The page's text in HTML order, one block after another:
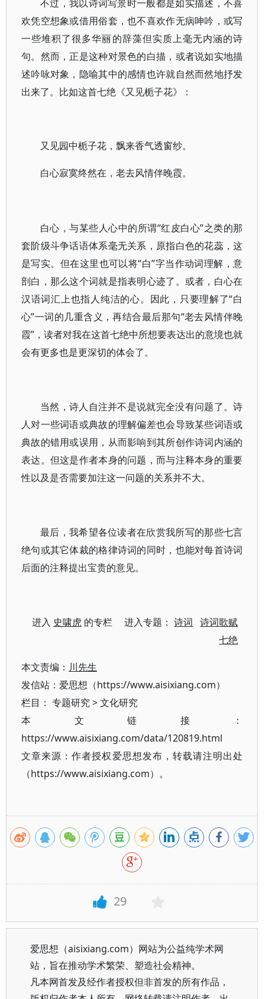
不过，我以诗词写景时一般都是如实描述，不喜
欢凭空想象或借用俗套，也不喜欢作无病呻吟，或写
一些堆积了很多华丽的辞藻但实质上毫无内涵的诗
句。然而，正是这种对景色的白描，或者说如实地描
述吟咏对象，隐喻其中的感情也许就自然而然地抒发
出来了。比如这首七绝《又见栀子花》：
又见园中栀子花，飘来香气透窗纱。
白心寂寞终然在，老去风情伴晚霞。
白心，与某些人心中的所谓“红皮白心”之类的那
套阶级斗争话语体系毫无关系，原指白色的花蕊，这
是写实。但在这里也可以将“白”字当作动词理解，意
剖白，那么这个词就是指表明心迹了。或者，白心在
汉语词汇上也指人纯洁的心。因此，只要理解了“白
心”一词的几重含义，再结合最后那句“老去风情伴晚
霞”，读者对我在这首七绝中所想要表达出的意境也就
会有更多也是更深切的体会了。
当然，诗人自注并不是说就完全没有问题了。诗
人对一些词语或典故的理解偏差也会导致某些词语或
典故的错用或误用，从而影响到其所创作诗词内涵的
表达。但这是作者本身的问题，而与注释本身的重要
性以及是否需要加注这一问题的关系并不大。
最后，我希望各位读者在欣赏我所写的那些七言
绝句或其它体裁的格律诗词的同时，也能对每首诗词
后面的注释提出宝贵的意见。
进入 史啸虎 的专栏 进入专题：诗词
诗词歌赋
七绝
本文责编： 川先生
发信站：爱思想（https://www.aisixiang.com）
栏目： 专题研究>文化研究
本文链接：
https://www.aisixiang.com/data/120819.html
文章来源：作者授权爱思想发布，转载请注明出处
（https://www.aisixiang.com）。
29
爱思想（aisixiang.com）网站为公益纯学术网
站，旨在推动学术繁荣、塑造社会精神。
凡本网首发及经作者授权但非首发的所有作品，